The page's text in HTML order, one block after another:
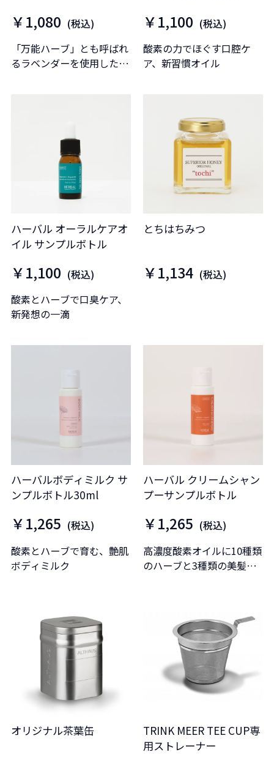
￥1,080 (税込)
「万能ハーブ」とも呼ばれ
るラベンダーを使用したハ
￥1,100 (税込)
酸素の力でほぐす口腔ケ
ア、新習慣オイル
ハーバル オーラルケアオ
イル サンプルボトル
￥1,100 (税込)
酸素とハーブで口臭ケア、
新発想の一滴
とちはちみつ
￥1,134 (税込)
ハーバルボディミルク サ
ンプルボトル30ml
￥1,265 (税込)
酸素とハーブで育む、艶肌
ボディミルク
ハーバル クリームシャン
プーサンプルボトル
￥1,265 (税込)
高濃度酸素オイルに10種類
のハーブと3種類の美髪成
オリジナル茶葉缶
TRINK MEER TEE CUP専
用ストレーナー